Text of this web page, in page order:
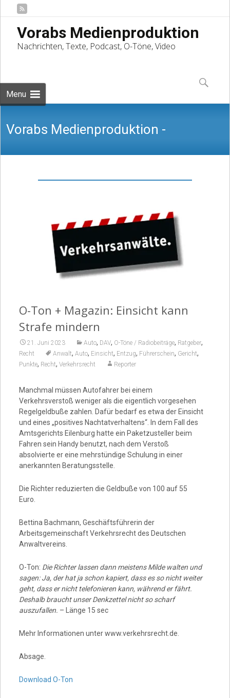
Vorabs Medienproduktion
Nachrichten, Texte, Podcast, O-Töne, Video
Menu
to
content
Suchen
nach:
Vorabs Medienproduktion -
Nachrichten, Texte, Podcast, O-Töne,
O-Ton + Magazin: Einsicht kann
Strafe mindern
21. Juni 2023 Auto, DAV, O-Töne / Radiobeiträge, Ratgeber,
Recht Anwalt, Auto, Einsicht, Entzug, Führerschein, Gericht,
Punkte, Recht, Verkehrsrecht Reporter
Manchmal müssen Autofahrer bei einem
Verkehrsverstoß weniger als die eigentlich vorgesehen
Regelgeldbuße zahlen. Dafür bedarf es etwa der Einsicht
und eines „positives Nachtatverhaltens“. In dem Fall des
Amtsgerichts Eilenburg hatte ein Paketzusteller beim
Fahren sein Handy benutzt, nach dem Verstoß
absolvierte er eine mehrstündige Schulung in einer
anerkannten Beratungsstelle.
Die Richter reduzierten die Geldbuße von 100 auf 55
Euro.
Bettina Bachmann, Geschäftsführerin der
Arbeitsgemeinschaft Verkehrsrecht des Deutschen
Anwaltvereins.
O-Ton: Die Richter lassen dann meistens Milde walten und
sagen: Ja, der hat ja schon kapiert, dass es so nicht weiter
geht, dass er nicht telefonieren kann, während er fährt.
Deshalb braucht unser Denkzettel nicht so scharf
auszufallen. – Länge 15 sec
Mehr Informationen unter www.verkehrsrecht.de.
Absage.
Download O-Ton